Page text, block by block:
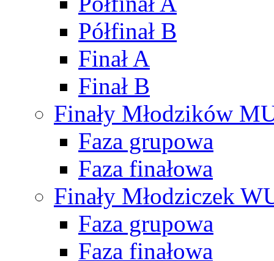
Półfinał B
Finał A
Finał B
Finały Młodzików
Faza grupowa
Faza finałowa
Finały Młodziczek
Faza grupowa
Faza finałowa